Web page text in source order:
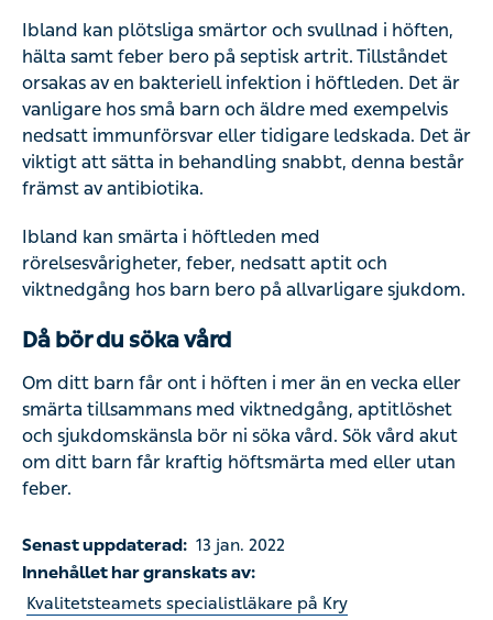
behandling snabbt, denna består främst av antibiotika.
Ibland kan smärta i höftleden med rörelsesvårigheter,
feber, nedsatt aptit och viktnedgång hos barn bero på
allvarligare sjukdom.
Då bör du söka vård
Om ditt barn får ont i höften i mer än en vecka eller smärta
tillsammans med viktnedgång, aptitlöshet och
sjukdomskänsla bör ni söka vård. Sök vård akut om ditt
Senast uppdaterad: 13 jan. 2022
Innehållet har granskats av:
Kvalitetsteamets specialistläkare på Kry